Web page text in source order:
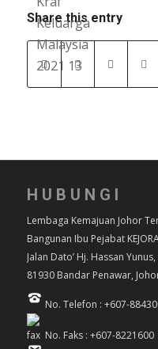
Share this entry
HUBUNGI
Lembaga Kemajuan Johor
Bangunan Ibu Pejabat
Jalan Dato’ Hj. Hassan Yunus,
81930 Bandar Penawar,
No. Telefon : +607-
No. Faks : +607-8221600